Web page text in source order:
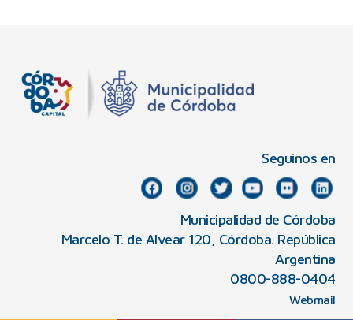
Seguinos en
Municipalidad de Córdoba
Marcelo T. de Alvear 120, Córdoba. República
Argentina
0800-888-0404
Webmail